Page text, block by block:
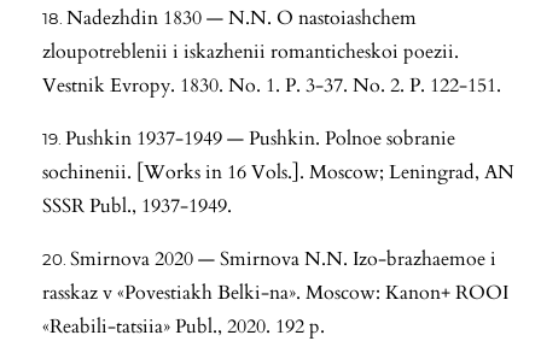
Nadezhdin 1830 — N.N. O nastoiashchem
zloupotreblenii i iskazhenii romanticheskoi poezii.
Vestnik Evropy. 1830. No. 1. P. 3-37. No. 2. P. 122-151.
Pushkin 1937-1949 — Pushkin. Polnoe sobranie
sochinenii. [Works in 16 Vols.]. Moscow; Leningrad, AN
SSSR Publ., 1937-1949.
Smirnova 2020 — Smirnova N.N. Izo-brazhaemoe i
rasskaz v «Povestiakh Belki-na». Moscow: Kanon+ ROOI
«Reabili-tatsiia» Publ., 2020. 192 p.